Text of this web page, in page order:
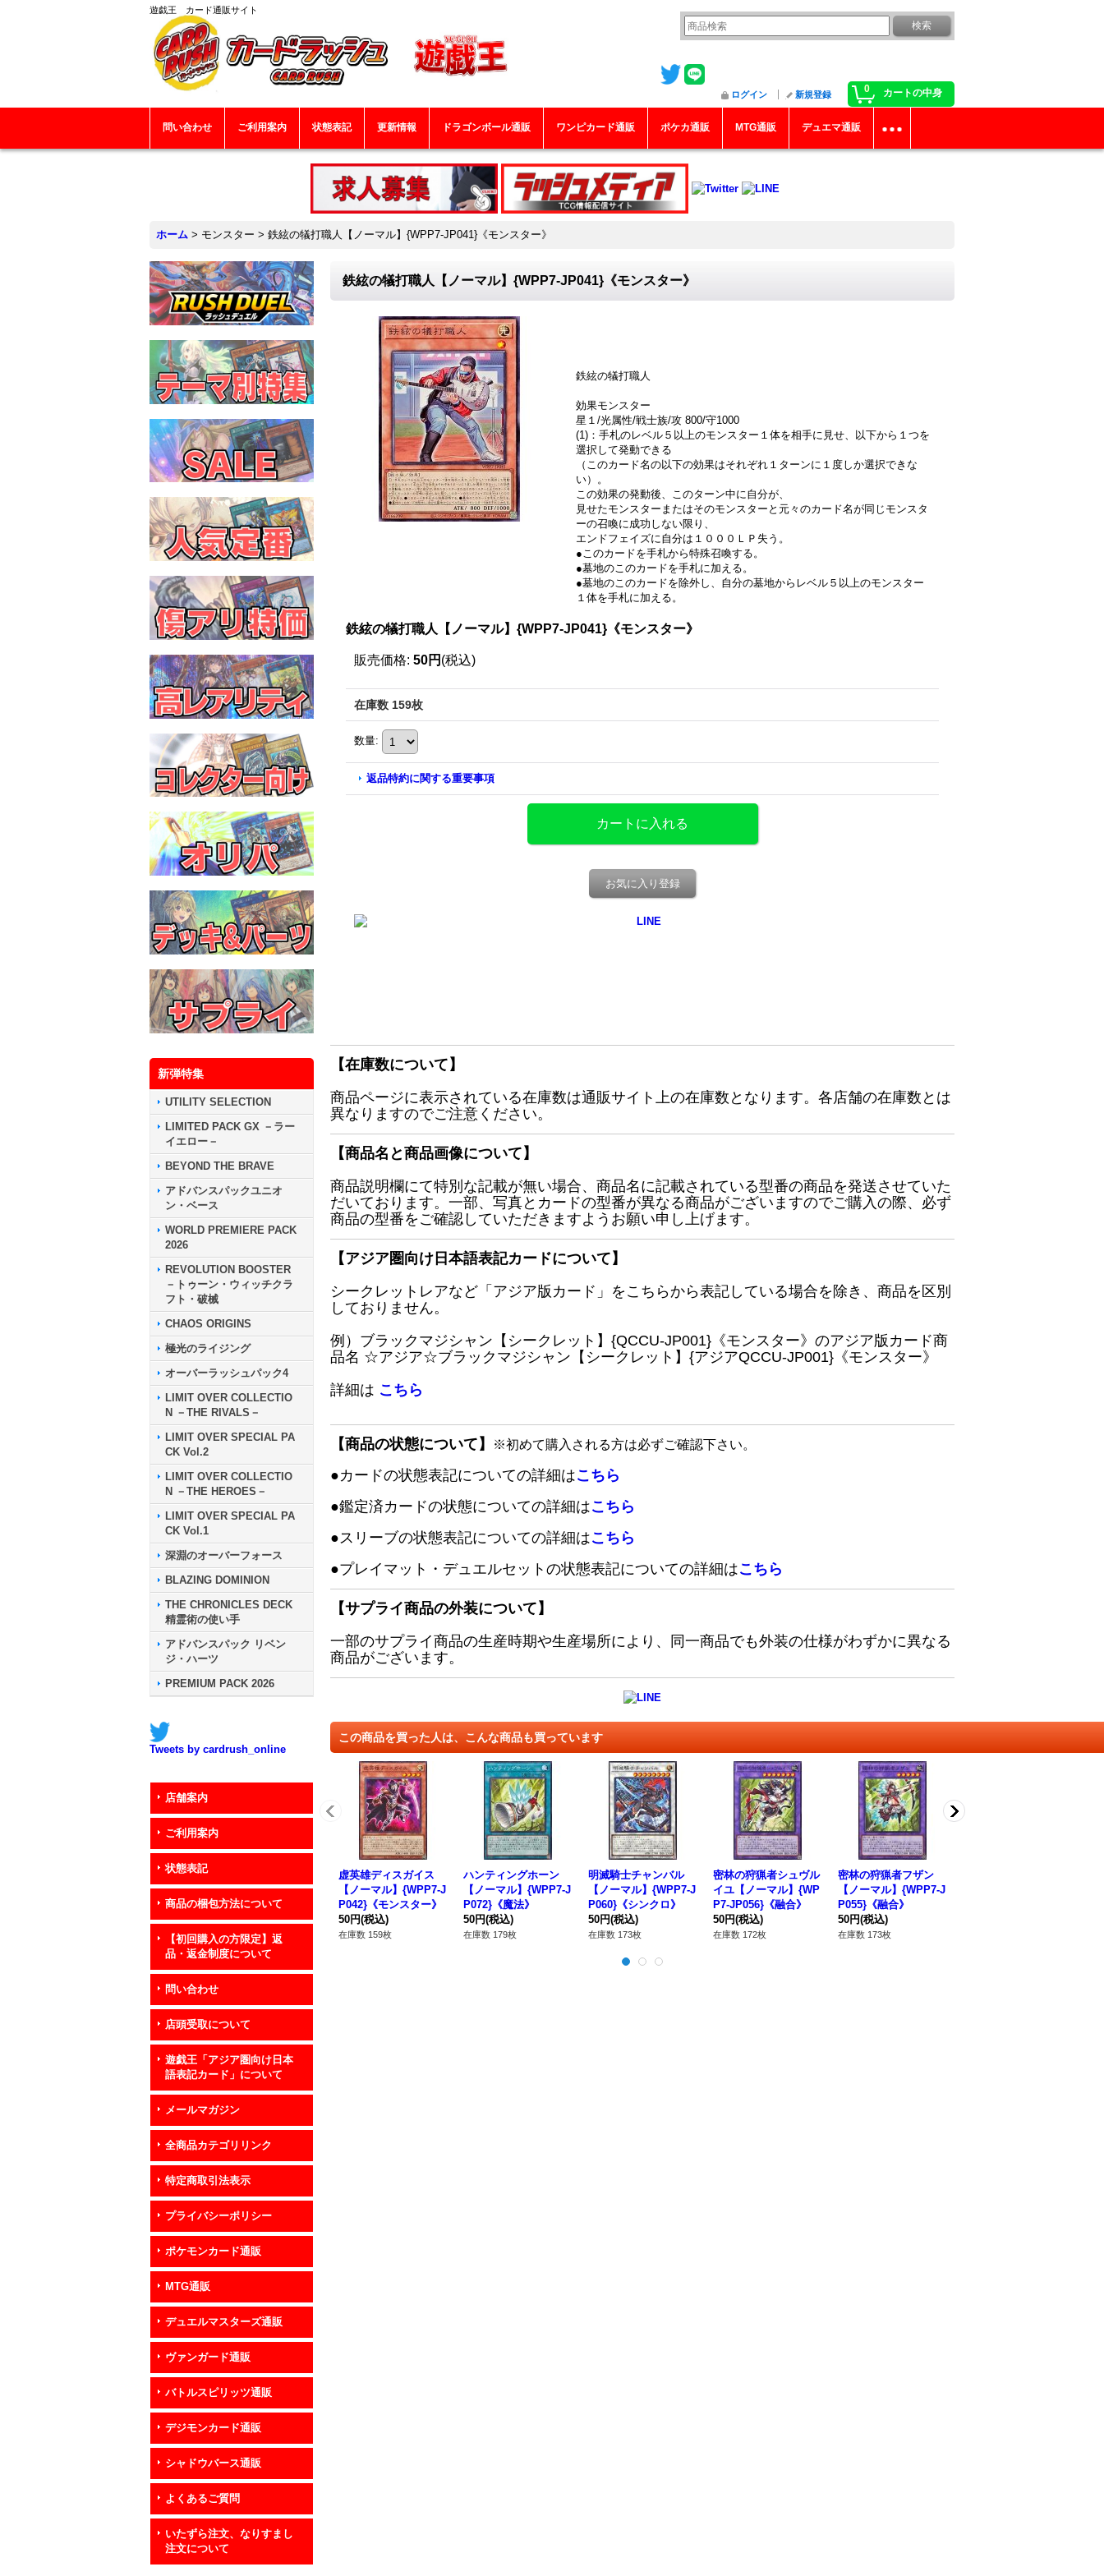
遊戯王 カード通販サイト
0 カートの中身
ログイン 新規登録
問い合わせ ご利用案内 状態表記 更新情報 ドラゴンボール通販 ワンピカード通販 ポケカ通販 MTG通販 デュエマ通販
ホーム > モンスター > 鉄絃の犠打職人【ノーマル】{WPP7-JP041}《モンスター》
新弾特集
UTILITY SELECTION
LIMITED PACK GX －ラー
イエロー－
BEYOND THE BRAVE
アドバンスパックユニオ
ン・ベース
WORLD PREMIERE PACK
2026
REVOLUTION BOOSTER
－トゥーン・ウィッチクラ
フト・破械
CHAOS ORIGINS
極光のライジング
オーバーラッシュパック4
LIMIT OVER COLLECTIO
N －THE RIVALS－
LIMIT OVER SPECIAL PA
CK Vol.2
LIMIT OVER COLLECTIO
N －THE HEROES－
LIMIT OVER SPECIAL PA
CK Vol.1
深淵のオーバーフォース
BLAZING DOMINION
THE CHRONICLES DECK
精霊術の使い手
アドバンスパック リベン
ジ・ハーツ
PREMIUM PACK 2026
Tweets by cardrush_online
店舗案内
ご利用案内
状態表記
商品の梱包方法について
【初回購入の方限定】返
品・返金制度について
問い合わせ
店頭受取について
遊戯王「アジア圏向け日本
語表記カード」について
メールマガジン
全商品カテゴリリンク
特定商取引法表示
プライバシーポリシー
ポケモンカード通販
MTG通販
デュエルマスターズ通販
ヴァンガード通販
バトルスピリッツ通販
デジモンカード通販
シャドウバース通販
よくあるご質問
いたずら注文、なりすまし
注文について
鉄絃の犠打職人【ノーマル】{WPP7-JP041}《モンスター》
鉄絃の犠打職人
効果モンスター
星１/光属性/戦士族/攻 800/守1000
(1)：手札のレベル５以上のモンスター１体を相手に見せ、以下から１つを
選択して発動できる
（このカード名の以下の効果はそれぞれ１ターンに１度しか選択できな
い）。
この効果の発動後、このターン中に自分が、
見せたモンスターまたはそのモンスターと元々のカード名が同じモンスタ
ーの召喚に成功しない限り、
エンドフェイズに自分は１０００ＬＰ失う。
●このカードを手札から特殊召喚する。
●墓地のこのカードを手札に加える。
●墓地のこのカードを除外し、自分の墓地からレベル５以上のモンスター
１体を手札に加える。
鉄絃の犠打職人【ノーマル】{WPP7-JP041}《モンスター》
販売価格: 50円 (税込)
在庫数 159枚
数量:
返品特約に関する重要事項
お気に入り登録
【在庫数について】
商品ページに表示されている在庫数は通販サイト上の在庫数となります。各店舗の在庫数とは
異なりますのでご注意ください。
【商品名と商品画像について】
商品説明欄にて特別な記載が無い場合、商品名に記載されている型番の商品を発送させていた
だいております。一部、写真とカードの型番が異なる商品がございますのでご購入の際、必ず
商品の型番をご確認していただきますようお願い申し上げます。
【アジア圏向け日本語表記カードについて】
シークレットレアなど「アジア版カード」をこちらから表記している場合を除き、商品を区別
しておりません。
例）ブラックマジシャン【シークレット】{QCCU-JP001}《モンスター》のアジア版カード商
品名 ☆アジア☆ブラックマジシャン【シークレット】{アジアQCCU-JP001}《モンスター》
詳細は こちら
【商品の状態について】 ※初めて購入される方は必ずご確認下さい。
●カードの状態表記についての詳細はこちら
●鑑定済カードの状態についての詳細はこちら
●スリーブの状態表記についての詳細はこちら
●プレイマット・デュエルセットの状態表記についての詳細はこちら
【サプライ商品の外装について】
一部のサプライ商品の生産時期や生産場所により、同一商品でも外装の仕様がわずかに異なる
商品がございます。
この商品を買った人は、こんな商品も買っています
虚英雄ディスガイス
【ノーマル】{WPP7-J
P042}《モンスター》
50円(税込)
在庫数 159枚
ハンティングホーン
【ノーマル】{WPP7-J
P072}《魔法》
50円(税込)
在庫数 179枚
明滅騎士チャンバル
【ノーマル】{WPP7-J
P060}《シンクロ》
50円(税込)
在庫数 173枚
密林の狩猟者シュヴル
イユ【ノーマル】{WP
P7-JP056}《融合》
50円(税込)
在庫数 172枚
密林の狩猟者フザン
【ノーマル】{WPP7-J
P055}《融合》
50円(税込)
在庫数 173枚